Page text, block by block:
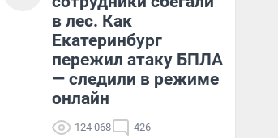
в лес. Как
Екатеринбург
пережил атаку БПЛА
— следили в режиме
онлайн
124 068 426